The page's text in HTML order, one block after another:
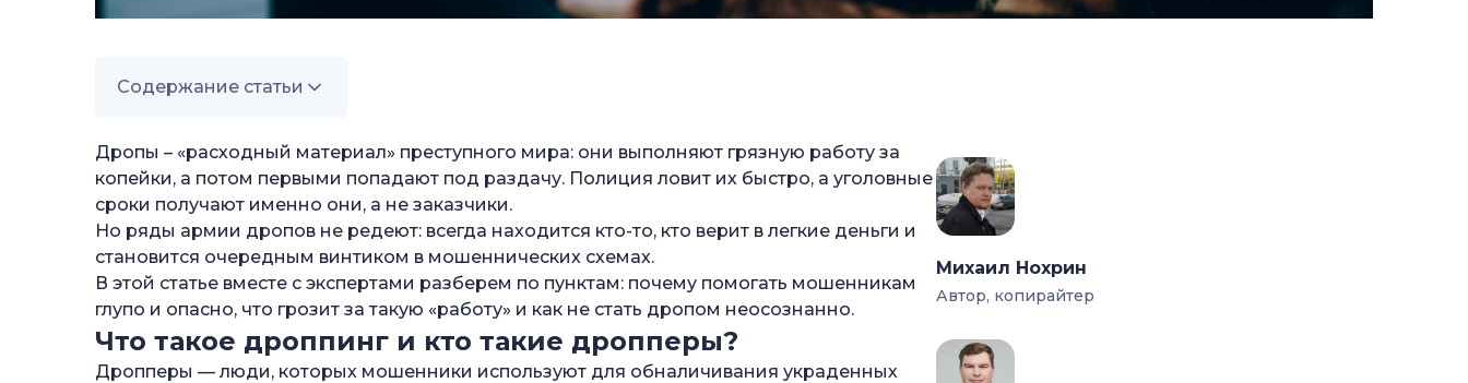
Содержание статьи
—
Что такое дроппинг и
—Что делают дропперы
—Дроп-оформитель
—Дроп-исполнитель
—Дроп-ширма
—
—Где мошенники ищут дропов
Дропы – «расходный материал» преступного мира: они выполняют грязную работу за
копейки, а потом первыми попадают под раздачу. Полиция ловит их быстро, а уголовные
сроки получают именно они, а не заказчики.
Но ряды армии дропов не редеют: всегда находится кто-то, кто верит в легкие деньги и
становится очередным винтиком в мошеннических схемах.
В этой статье вместе с экспертами разберем по пунктам: почему помогать мошенникам
глупо и опасно, что грозит за такую «работу» и как не стать дропом неосознанно.
Что такое дроппинг и кто такие дропперы?
Дропперы — люди, которых мошенники используют для обналичивания украденных
Михаил Нохрин
Автор, копирайтер